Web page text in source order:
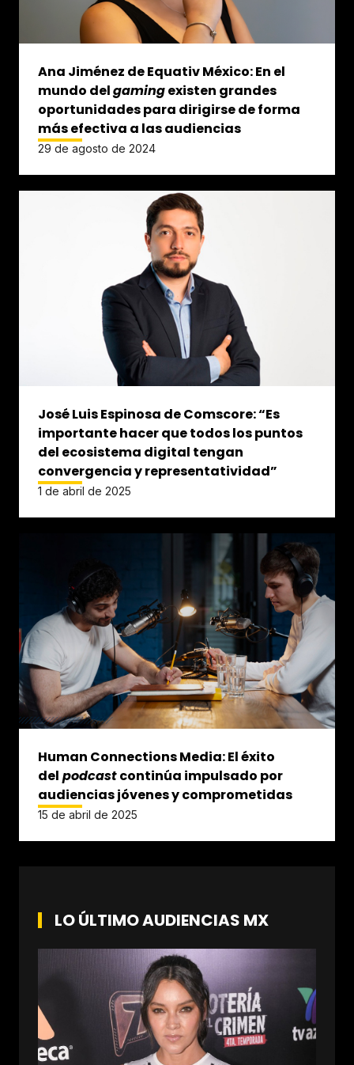
Ana Jiménez de Equativ México: En el
mundo delgamingexisten grandes
oportunidades para dirigirse de forma
más efectiva a las audiencias
29 de agosto de 2024
José Luis Espinosa de Comscore: “Es
importante hacer que todos los puntos
del ecosistema digital tengan
convergencia y representatividad”
1 de abril de 2025
Human Connections Media: El éxito
del podcastcontinúa impulsado por
audiencias jóvenes y comprometidas
15 de abril de 2025
LO ÚLTIMO AUDIENCIAS MX